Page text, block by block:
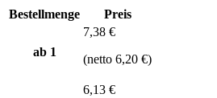
Bestellmenge Preis
ab 1
7,38 €
(netto 6,20 €)
6,13 €